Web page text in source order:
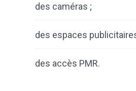
des caméras ;
des espaces
des accès PMR.